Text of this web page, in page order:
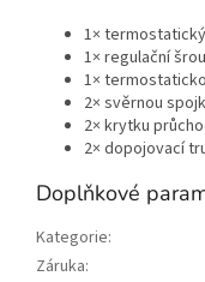
1× termostatický
1× regulační
1×
2× svěrnou
2× krytku
2× dopojovací
Doplňkové
Kategorie:
Záruka: